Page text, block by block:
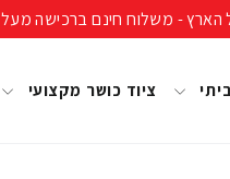
399 ₪ (לא כולל נפחים ומשקלים חריגים) - אחריות יבואן רשמי, מעל 40 שנות ניסיון!
ציוד כושר מקצועי